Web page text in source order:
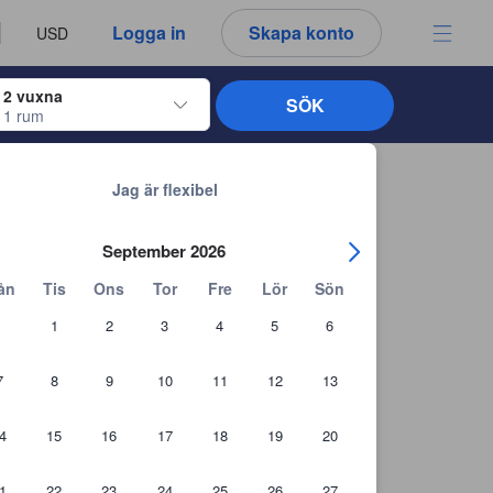
USD Logga in Skapa konto
välja
2 vuxna
1 rum
för att navigera genom in- och utcheckningsdatumen. När du
Jag är flexibel
September 2026
Tis Ons Tor Fre Lör Sön
1 2 3 4 5 6
8 9 10 11 12 13
15 16 17 18 19 20
SÖK
du ser är därför alltid autentiska.